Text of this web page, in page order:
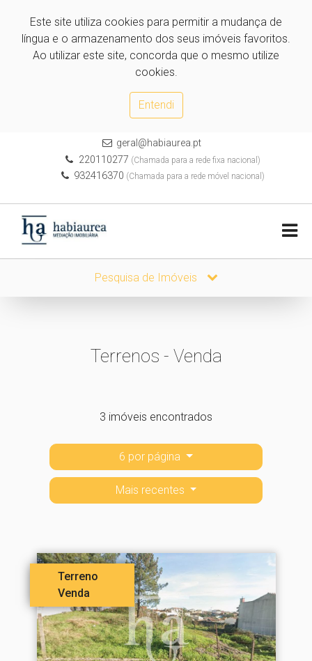
Este site utiliza cookies para permitir a mudança de
língua e o armazenamento dos seus imóveis favoritos.
Ao utilizar este site, concorda que o mesmo utilize
cookies.
Entendi
geral@habiaurea.pt
220110277 (Chamada para a rede fixa nacional)
932416370 (Chamada para a rede móvel nacional)
Pesquisa de Imóveis
Terrenos - Venda
3 imóveis encontrados
6 por página
Mais recentes
Terreno
Venda